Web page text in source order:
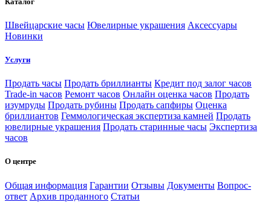
Швейцарские часы Ювелирные украшения Аксессуары
Новинки
Услуги
Продать часы Продать бриллианты Кредит под залог часов
Trade-in часов Ремонт часов Онлайн оценка часов Продать
изумруды Продать рубины Продать сапфиры Оценка
бриллиантов Геммологическая экспертиза камней Продать
ювелирные украшения Продать старинные часы Экспертиза
часов
О центре
Общая информация Гарантии Отзывы Документы Вопрос-
ответ Архив проданного Статьи